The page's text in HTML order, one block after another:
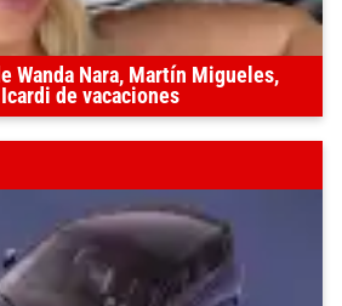
Wanda Nara, Martín Migueles,
de vacaciones